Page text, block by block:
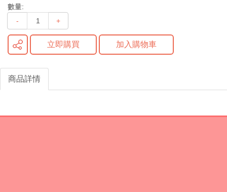
數量:
-
+
立即購買 加入購物車
商品詳情